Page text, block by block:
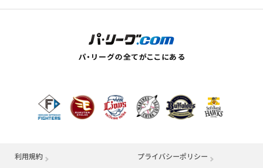
利用規約 プライバシーポリシー